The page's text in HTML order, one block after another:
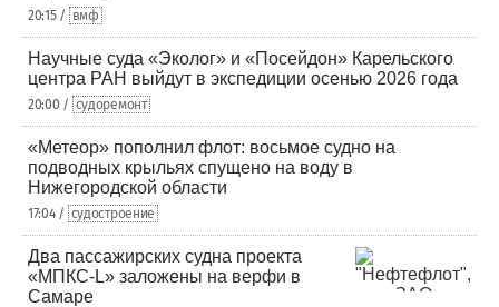
20:15 / вмф
Научные суда «Эколог» и «Посейдон» Карельского
центра РАН выйдут в экспедиции осенью 2026 года
20:00 / судоремонт
«Метеор» пополнил флот: восьмое судно на
подводных крыльях спущено на воду в
Нижегородской области
17:04 / судостроение
Два пассажирских судна проекта
«МПКС-L» заложены на верфи в
Самаре